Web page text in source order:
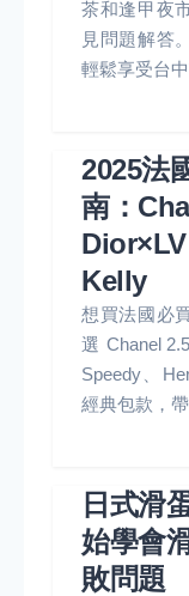
茶和逢甲夜
見問題解答
輕鬆享受台
2025法
南：
Kelly
想買法國必
選 Chanel
Speedy、
經典包款，
日式滑
始學會
敗問題